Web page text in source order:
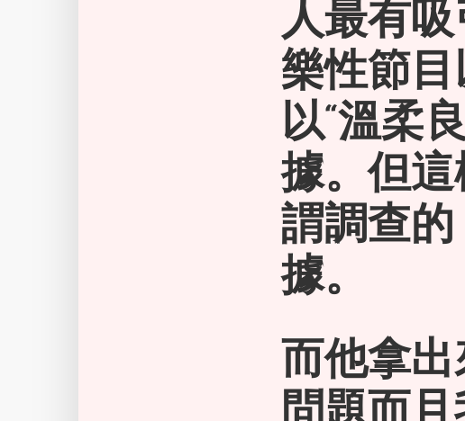
人最有
樂性節
以“溫柔
據。但這
謂調查
據。
而他拿